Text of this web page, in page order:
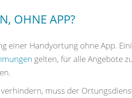
OHNE APP?
einer Handyortung ohne App.
gelten, für alle Angebote
muss der